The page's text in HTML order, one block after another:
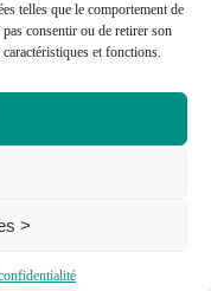
telles que le comportement de
consentir ou de retirer son
et fonctions.
>